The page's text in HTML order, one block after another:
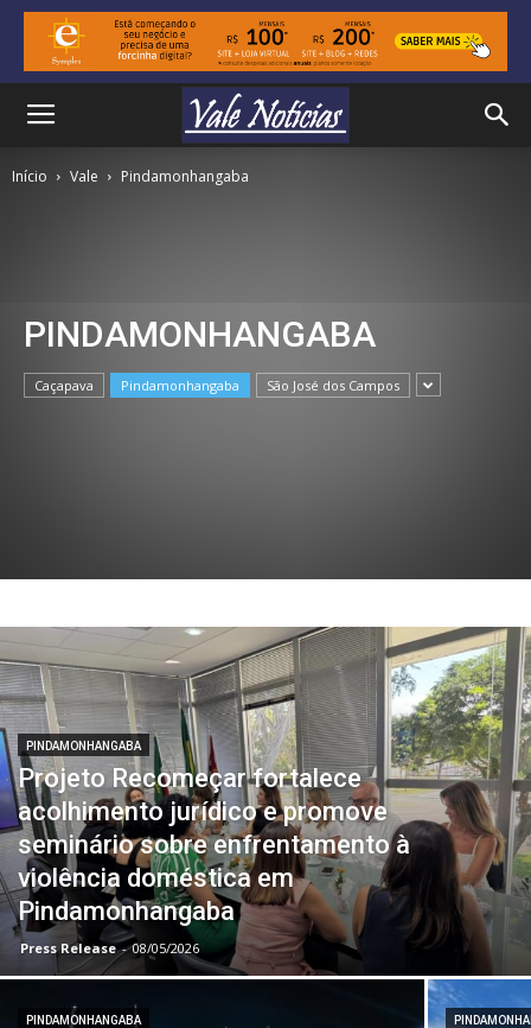
Início Vale Pindamonhangaba
PINDAMONHANGABA
Caçapava Pindamonhangaba São José dos Campos
PINDAMONHANGABA
Projeto Recomeçar fortalece
acolhimento jurídico e promove
seminário sobre enfrentamento à
violência doméstica em
Pindamonhangaba
Press Release - 08/05/2026
PINDAMONHANGABA